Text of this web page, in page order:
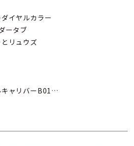
イヤルカラー
ータブ
リュウズ
ャリバーB01
ーズド/オープンケースバック